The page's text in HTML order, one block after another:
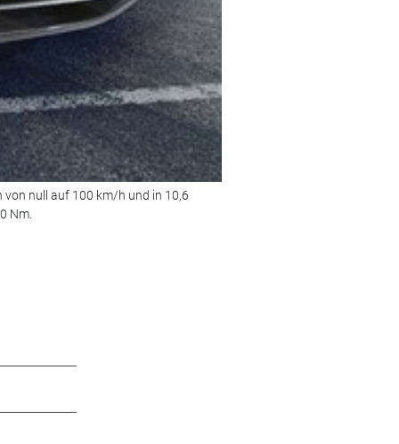
von null auf 100 km/h und in 10,6
Nm.